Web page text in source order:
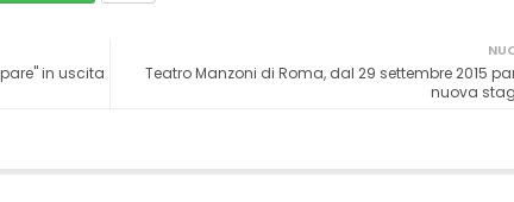
Teatro Manzoni di Roma, dal 29 settembre 2015
nuova
in uscita